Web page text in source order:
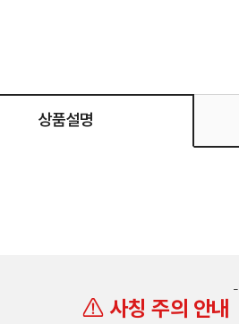
상품설명
사칭 주의 안내